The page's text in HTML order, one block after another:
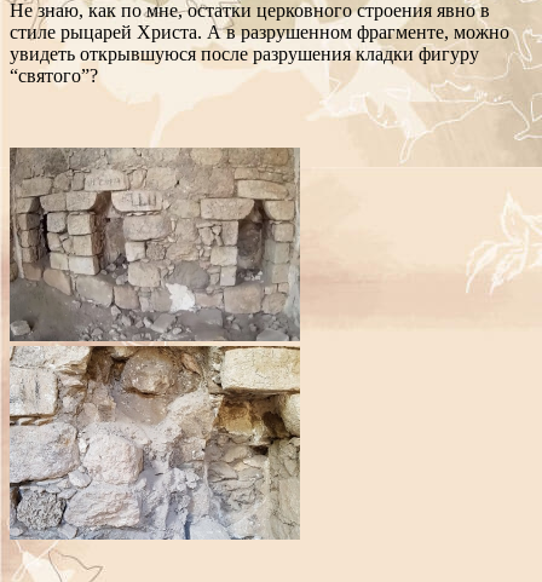
Не знаю, как по мне, остатки церковного строения явно в
стиле рыцарей Христа. А в разрушенном фрагменте, можно
увидеть открывшуюся после разрушения кладки фигуру
“святого”?